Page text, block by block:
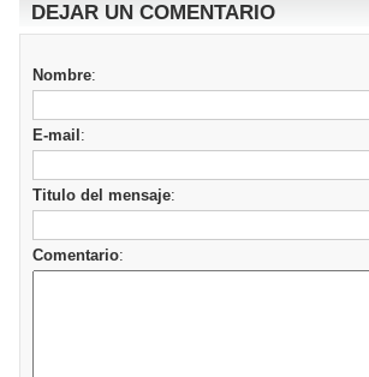
DEJAR UN COMENTARIO
Nombre:
E-mail :
Titulo del mensaje:
Comentario: